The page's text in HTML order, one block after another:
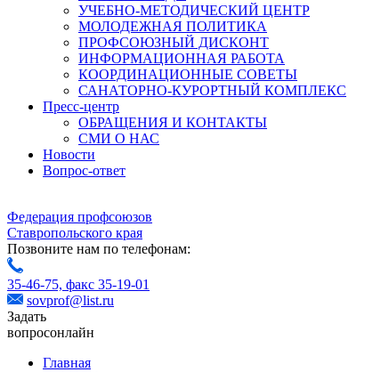
УЧЕБНО-МЕТОДИЧЕСКИЙ ЦЕНТР
МОЛОДЕЖНАЯ ПОЛИТИКА
ПРОФСОЮЗНЫЙ ДИСКОНТ
ИНФОРМАЦИОННАЯ РАБОТА
КООРДИНАЦИОННЫЕ СОВЕТЫ
САНАТОРНО-КУРОРТНЫЙ КОМПЛЕКС
Пресс-центр
ОБРАЩЕНИЯ И КОНТАКТЫ
СМИ О НАС
Новости
Вопрос-ответ
Федерация профсоюзов
Ставропольского края
Позвоните нам по телефонам:
35-46-75, факс 35-19-01
sovprof@list.ru
Задать
вопросонлайн
Главная